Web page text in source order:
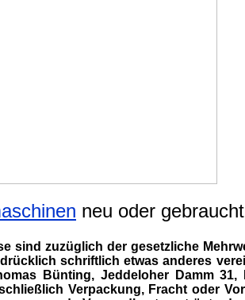
neu oder gebraucht
sind zuzüglich der gesetzliche
schriftlich etwas anderes
Bünting, Jeddeloher Damm 31,
Verpackung, Fracht oder